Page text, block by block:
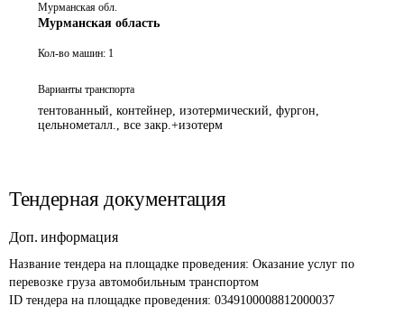
Мурманская обл.
Мурманская область
Кол-во машин: 1
Варианты транспорта
тентованный, контейнер, изотермический, фургон,
цельнометалл., все закр.+изотерм
Тендерная документация
Доп. информация
Название тендера на площадке проведения: Оказание услуг по
перевозке груза автомобильным транспортом
ID тендера на площадке проведения: 0349100008812000037